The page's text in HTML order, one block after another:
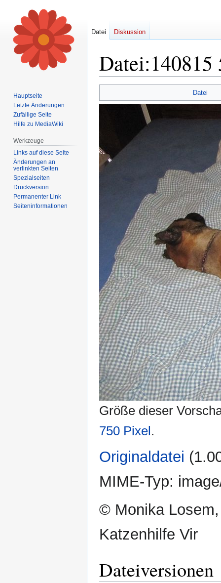
Datei:
Navigation
Suche
Datei
Größe dieser
750 Pixel.
Originaldatei
MIME-Typ:
© Monika
Katzenhilfe Vir
Dateiversionen
Datei Diskussion
Hauptseite
Letzte Änderungen
Zufällige Seite
Hilfe zu MediaWiki
Werkzeuge
Links auf diese Seite
Änderungen an
verlinkten Seiten
Spezialseiten
Druckversion
Permanenter Link
Seiten­informationen